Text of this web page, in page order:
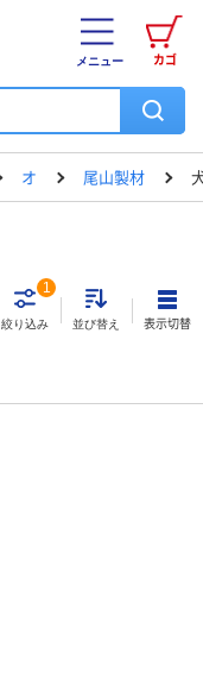
カゴ
メニュー
オ 尾山製材
絞り込み
1
並び替え 表示切替